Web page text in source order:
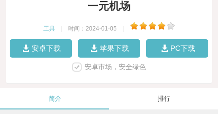
一元机场
工具 时间：2024-01-05
安卓下载 苹果下载 PC下载
安卓市场，安全绿色
简介 排行